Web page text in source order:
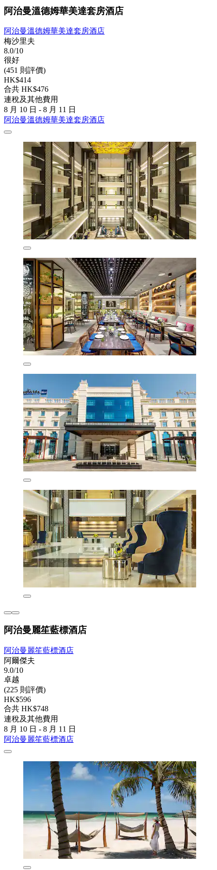
阿治曼溫德姆華美達套房酒店
阿治曼溫德姆華美達套房酒店
梅沙里夫
8.0/10
很好
(451 則評價)
HK$414
合共 HK$476
連稅及其他費用
8 月 10 日 - 8 月 11 日
阿治曼溫德姆華美達套房酒店
阿治曼麗笙藍標酒店
阿治曼麗笙藍標酒店
阿爾傑夫
9.0/10
卓越
(225 則評價)
HK$596
合共 HK$748
連稅及其他費用
8 月 10 日 - 8 月 11 日
阿治曼麗笙藍標酒店